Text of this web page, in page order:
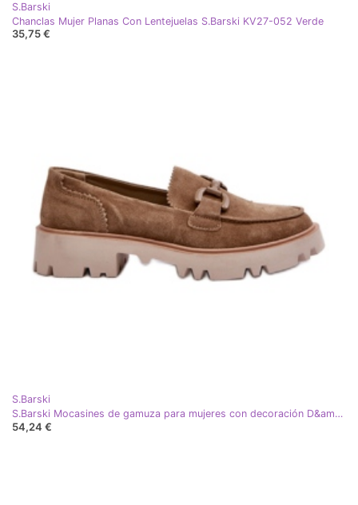
S.Barski
Chanclas Mujer Planas Con Lentejuelas S.Barski KV27-052 Verde
35,75 €
S.Barski
S.Barski Mocasines de gamuza para mujeres con decoración D&amp;A TW117 Olive verde
54,24 €